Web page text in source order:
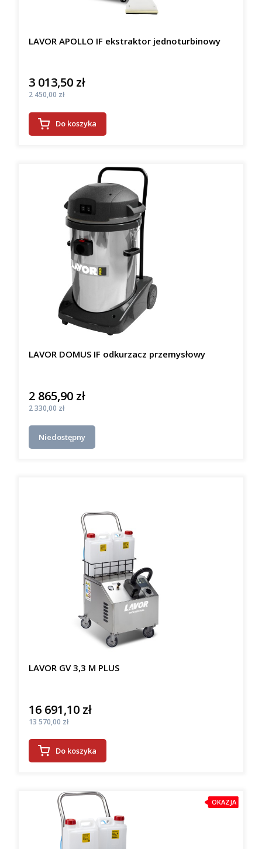
LAVOR APOLLO IF ekstraktor jednoturbinowy
Cena
3 013,50 zł
Cena
2 450,00 zł
Do koszyka
LAVOR DOMUS IF odkurzacz przemysłowy
Cena
2 865,90 zł
Cena
2 330,00 zł
Niedostępny
LAVOR GV 3,3 M PLUS
Cena
16 691,10 zł
Cena
13 570,00 zł
Do koszyka
OKAZJA